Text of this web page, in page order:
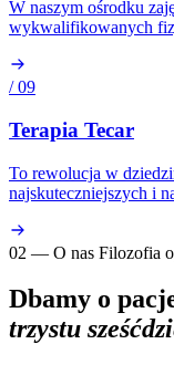
W naszym ośrodku
wykwalifikowanych
/ 09
Terapia Tecar
To rewolucja w
najskuteczniejszych i
02 — O nas Filozofia
Dbamy o
trzystu